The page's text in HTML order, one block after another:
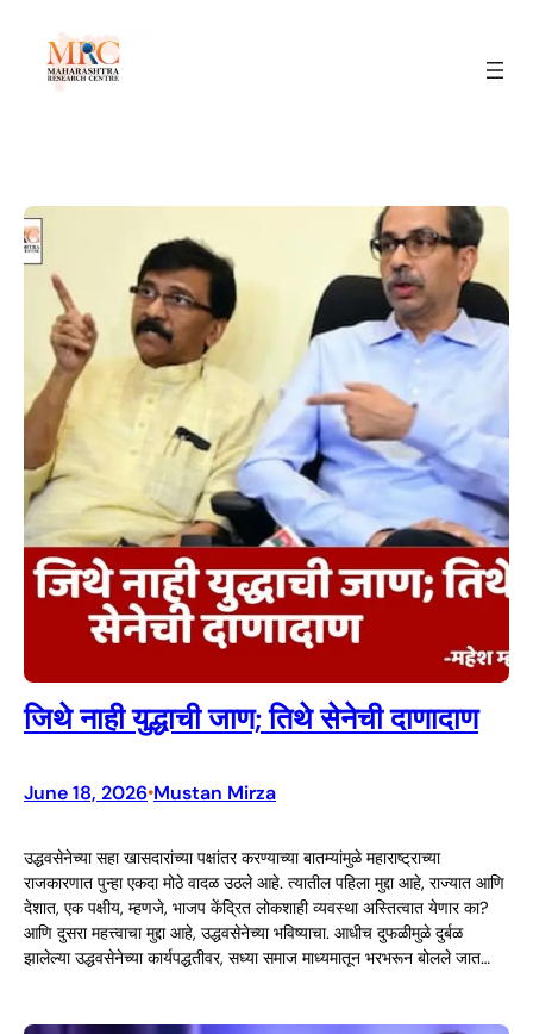
जिथे नाही युद्धाची जाण; तिथे सेनेची दाणादाण
June 18, 2026•Mustan Mirza
उद्धवसेनेच्या सहा खासदारांच्या पक्षांतर करण्याच्या बातम्यांमुळे महाराष्ट्राच्या
राजकारणात पुन्हा एकदा मोठे वादळ उठले आहे. त्यातील पहिला मुद्दा आहे, राज्यात आणि
देशात, एक पक्षीय, म्हणजे, भाजप केंद्रित लोकशाही व्यवस्था अस्तित्वात येणार का?
आणि दुसरा महत्त्वाचा मुद्दा आहे, उद्धवसेनेच्या भविष्याचा. आधीच दुफळीमुळे दुर्बळ
झालेल्या उद्धवसेनेच्या कार्यपद्धतीवर, सध्या समाज माध्यमातून भरभरून बोलले जात…